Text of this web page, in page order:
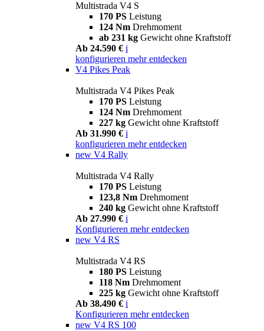
Multistrada V4 S
170 PS Leistung
124 Nm Drehmoment
ab 231 kg Gewicht ohne Kraftstoff
Ab 24.590 € i
konfigurieren mehr entdecken
V4 Pikes Peak
Multistrada V4 Pikes Peak
170 PS Leistung
124 Nm Drehmoment
227 kg Gewicht ohne Kraftstoff
Ab 31.990 € i
konfigurieren mehr entdecken
new V4 Rally
Multistrada V4 Rally
170 PS Leistung
123,8 Nm Drehmoment
240 kg Gewicht ohne Kraftstoff
Ab 27.990 € i
Konfigurieren mehr entdecken
new V4 RS
Multistrada V4 RS
180 PS Leistung
118 Nm Drehmoment
225 kg Gewicht ohne Kraftstoff
Ab 38.490 € i
Konfigurieren mehr entdecken
new V4 RS 100